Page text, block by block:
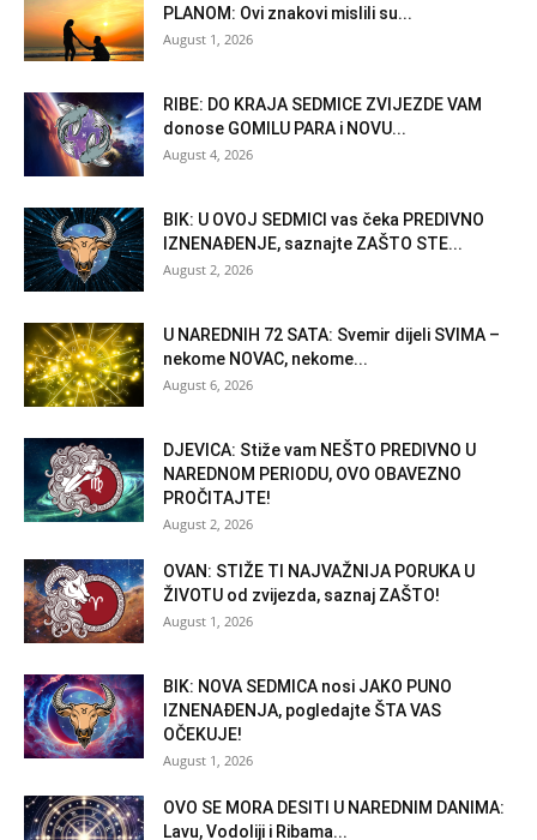
PLANOM: Ovi znakovi mislili su...
August 1, 2026
RIBE: DO KRAJA SEDMICE ZVIJEZDE VAM
donose GOMILU PARA i NOVU...
August 4, 2026
BIK: U OVOJ SEDMICI vas čeka PREDIVNO
IZNENAĐENJE, saznajte ZAŠTO STE...
August 2, 2026
U NAREDNIH 72 SATA: Svemir dijeli SVIMA –
nekome NOVAC, nekome...
August 6, 2026
DJEVICA: Stiže vam NEŠTO PREDIVNO U
NAREDNOM PERIODU, OVO OBAVEZNO
PROČITAJTE!
August 2, 2026
OVAN: STIŽE TI NAJVAŽNIJA PORUKA U
ŽIVOTU od zvijezda, saznaj ZAŠTO!
August 1, 2026
BIK: NOVA SEDMICA nosi JAKO PUNO
IZNENAĐENJA, pogledajte ŠTA VAS
OČEKUJE!
August 1, 2026
OVO SE MORA DESITI U NAREDNIM DANIMA:
Lavu, Vodoliji i Ribama...